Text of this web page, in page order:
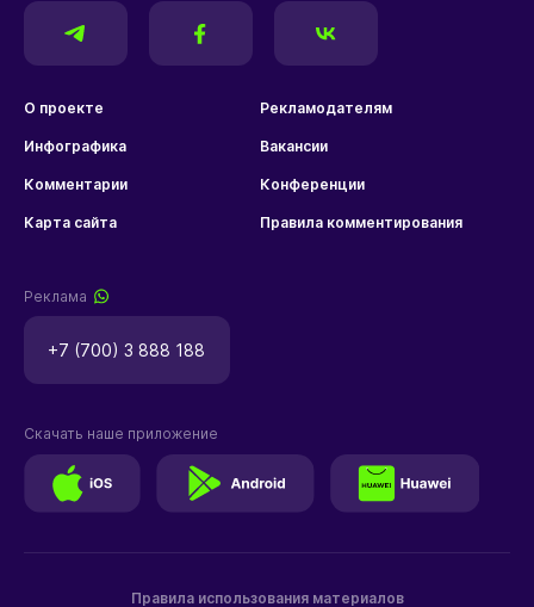
О проекте Рекламодателям
Инфографика Вакансии
Комментарии Конференции
Карта сайта Правила комментирования
Реклама
+7 (700) 3 888 188
Правила использования материалов
Скачать наше приложение